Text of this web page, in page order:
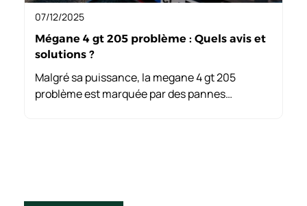
07/12/2025
Mégane 4 gt 205 problème : Quels avis et
solutions ?
Malgré sa puissance, la megane 4 gt 205
problème est marquée par des pannes